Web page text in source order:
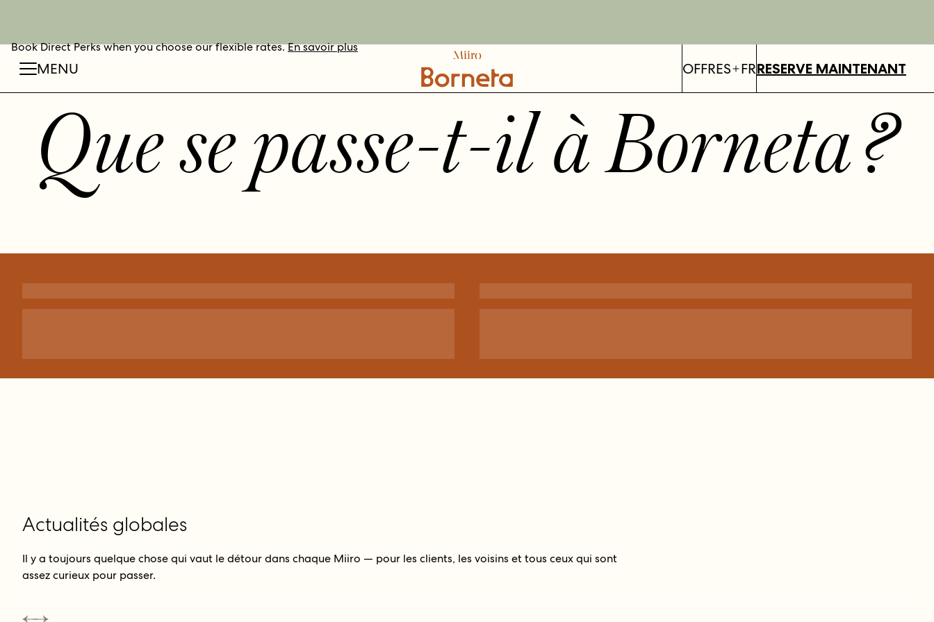
Book Direct Perks when you choose our flexible rates.En savoir plus RÉSERVER
DÉCOUVRIR
RÉSERVER VOTEZ ICI
MENU OFFRES FRRESERVE MAINTENANT
Que se passe-t-il àBorneta?
Actualités globales
Il y a toujours quelque chose qui vaut le détour dans chaque Miiro — pour les clients, les voisins et tous ceux qui sont
assez curieux pour passer.